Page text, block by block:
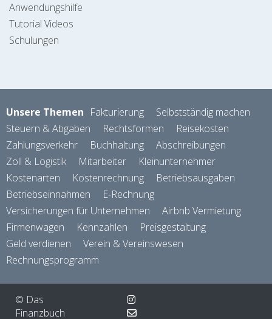
Anwendungshilfe
Tutorial Videos
Schulungen
Unsere Themen Fakturierung
Selbstständig machen
Steuern & Abgaben
Rechtsformen
Reisekosten
Zahlungsverkehr
Buchhaltung
Abschreibungen
Zoll & Logistik
Mitarbeiter
Kleinunternehmer
Kostenarten
Kostenrechnung
Betriebsausgaben
Betriebseinnahmen
E-Rechnung
Versicherungen für Unternehmen
Airbnb Vermietung
Firmenwagen
Kennzahlen
Preisgestaltung
Geld verdienen
Verein & Vereinswesen
Rechnungsprogramm
© Das
Finanzbuch